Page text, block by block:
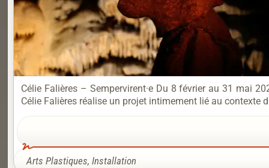
Célie Falières – Sempervirent·e Du 8 février au 31 mai
Célie Falières réalise un projet intimement lié au contexte
Arts Plastiques, Installation